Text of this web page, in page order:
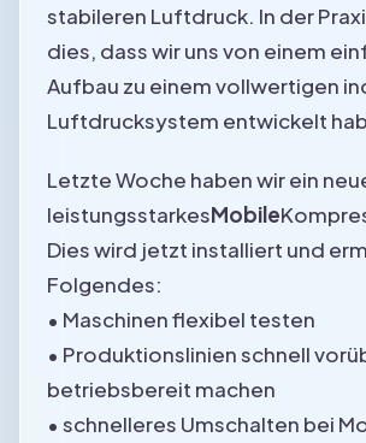
stabileren Luftdruck. In der
dies, dass wir uns von einem
Aufbau zu einem vollwertigen
Luftdrucksystem entwickelt
Letzte Woche haben wir ein
leistungsstarkesMobile
Dies wird jetzt installiert und
Folgendes:
• Maschinen flexibel testen
• Produktionslinien schnell
betriebsbereit machen
• schnelleres Umschalten bei